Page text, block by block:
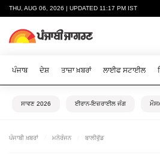
THU, AUG 06, 2026 | UPDATED 11:17 PM IST
ਪੰਜਾਬ ਦੇਸ਼ ਤਾਜ਼ਾ ਖ਼ਬਰਾਂ ਲਾਈਫ ਸਟਾਈਲ
ਸਾਵਣ 2026 ਈਰਾਨ-ਇਜ਼ਰਾਈਲ ਜੰਗ
ਪੰਜਾਬੀ ਖ਼ਬਰਾਂ ਮਨੋਰੰਜਨ ਬਾਲੀਵੁੱਡ